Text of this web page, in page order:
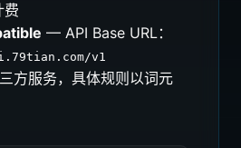
费
— API Base URL：
v1
方服务，具体规则以词元